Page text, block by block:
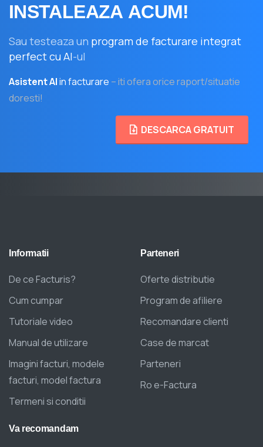
INSTALEAZA ACUM!
Sau testeaza un program de facturare integrat
perfect cu AI-ul
Asistent AIin facturare – iti ofera orice raport/situatie
doresti!
DESCARCA GRATUIT
Informatii
De ce Facturis?
Cum cumpar
Tutoriale video
Manual de utilizare
Imagini facturi, modele
facturi, model factura
Termeni si conditii
Parteneri
Oferte distributie
Program de afiliere
Recomandare clienti
Case de marcat
Parteneri
Ro e-Factura
Va recomandam